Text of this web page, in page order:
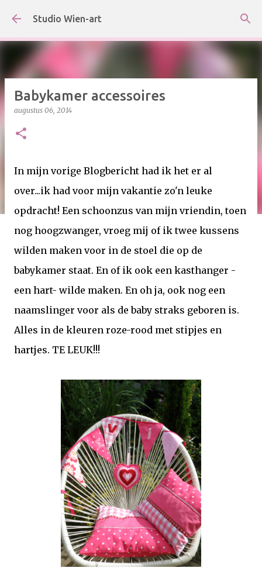
Doorgaan naar hoofdcontent
Studio Wien-art
Babykamer accessoires
augustus 06, 2014
In mijn vorige Blogbericht had ik het er al
over...ik had voor mijn vakantie zo'n leuke
opdracht! Een schoonzus van mijn vriendin, toen
nog hoogzwanger, vroeg mij of ik twee kussens
wilden maken voor in de stoel die op de
babykamer staat. En of ik ook een kasthanger -
een hart- wilde maken. En oh ja, ook nog een
naamslinger voor als de baby straks geboren is.
Alles in de kleuren roze-rood met stipjes en
hartjes. TE LEUK!!!